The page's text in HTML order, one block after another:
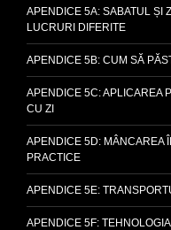
APENDICE 5A: SABATUL ȘI
LUCRURI DIFERITE
APENDICE 5B: CUM SĂ
APENDICE 5C: APLICAREA
CU ZI
APENDICE 5D: MÂNCAREA
PRACTICE
APENDICE 5E:
APENDICE 5F: